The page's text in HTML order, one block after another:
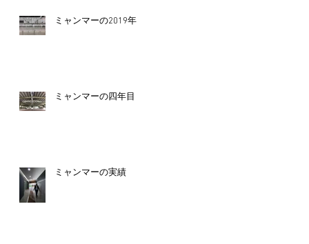
ミャンマーの2019年
ミャンマーの四年目
ミャンマーの実績